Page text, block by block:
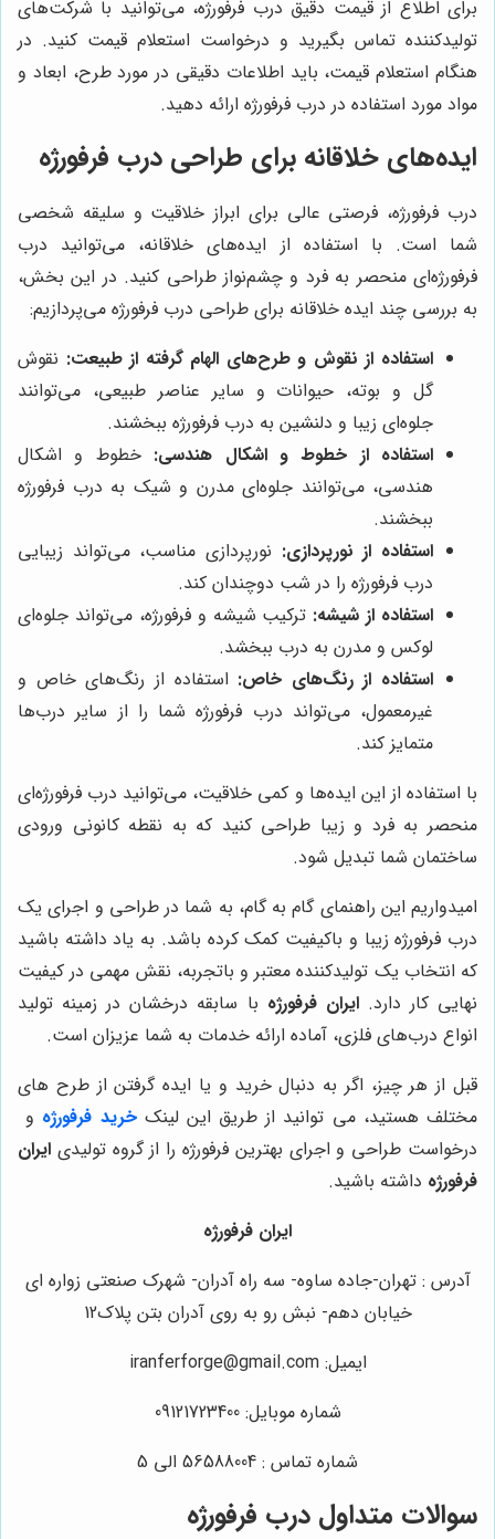
برای اطلاع از قیمت دقیق درب فرفورژه، می‌توانید با شرکت‌های
تولیدکننده تماس بگیرید و درخواست استعلام قیمت کنید. در
هنگام استعلام قیمت، باید اطلاعات دقیقی در مورد طرح، ابعاد و
مواد مورد استفاده در درب فرفورژه ارائه دهید.
ایده‌های خلاقانه برای طراحی درب فرفورژه
درب فرفورژه، فرصتی عالی برای ابراز خلاقیت و سلیقه شخصی
شما است. با استفاده از ایده‌های خلاقانه، می‌توانید درب
فرفورژه‌ای منحصر به فرد و چشم‌نواز طراحی کنید. در این بخش،
به بررسی چند ایده خلاقانه برای طراحی درب فرفورژه می‌پردازیم:
استفاده از نقوش و طرح‌های الهام گرفته از طبیعت: نقوش
گل و بوته، حیوانات و سایر عناصر طبیعی، می‌توانند
جلوه‌ای زیبا و دلنشین به درب فرفورژه ببخشند.
استفاده از خطوط و اشکال هندسی: خطوط و اشکال
هندسی، می‌توانند جلوه‌ای مدرن و شیک به درب فرفورژه
ببخشند.
استفاده از نورپردازی: نورپردازی مناسب، می‌تواند زیبایی
درب فرفورژه را در شب دوچندان کند.
استفاده از شیشه: ترکیب شیشه و فرفورژه، می‌تواند جلوه‌ای
لوکس و مدرن به درب ببخشد.
استفاده از رنگ‌های خاص: استفاده از رنگ‌های خاص و
غیرمعمول، می‌تواند درب فرفورژه شما را از سایر درب‌ها
متمایز کند.
با استفاده از این ایده‌ها و کمی خلاقیت، می‌توانید درب فرفورژه‌ای
منحصر به فرد و زیبا طراحی کنید که به نقطه کانونی ورودی
ساختمان شما تبدیل شود.
امیدواریم این راهنمای گام به گام، به شما در طراحی و اجرای یک
درب فرفورژه زیبا و باکیفیت کمک کرده باشد. به یاد داشته باشید
که انتخاب یک تولیدکننده معتبر و باتجربه، نقش مهمی در کیفیت
نهایی کار دارد.ایران فرفورژه با سابقه درخشان در زمینه تولید
انواع درب‌های فلزی، آماده ارائه خدمات به شما عزیزان است.
قبل از هر چیز، اگر به دنبال خرید و یا ایده گرفتن از طرح های
مختلف هستید، می توانید از طریق این لینکخرید فرفورژه و
درخواست طراحی و اجرای بهترین فرفورژه را از گروه تولیدی ایران
فرفورژه داشته باشید.
ایران فرفورژه
آدرس : تهران-جاده ساوه- سه راه آدران- شهرک صنعتی زواره ای
خیابان دهم- نبش رو به روی آدران بتن پلاک12
ایمیل: iranferforge@gmail.com
شماره موبایل: 09121723400
شماره تماس : 56588004 الی 5
سوالات متداول درب فرفورژه